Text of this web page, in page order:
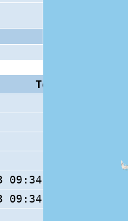
Tempo S (W/M/O)
09:34:01.22 (0/ / )
09:34:02.45 (0/ / )